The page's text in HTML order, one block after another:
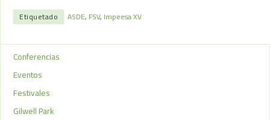
Etiquetado ASDE, FSV, Impeesa XV
Asambleas
Conferencias
Eventos
Festivales
Gilwell Park